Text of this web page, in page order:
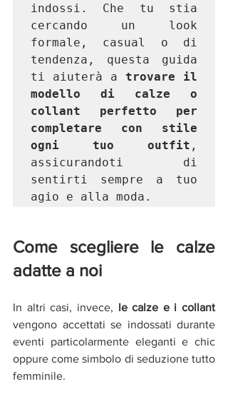
indossi. Che tu stia
cercando un look
formale, casual o di
tendenza, questa guida
ti aiuterà a trovare il
modello di calze o
collant perfetto per
completare con stile
ogni tuo outfit ,
assicurandoti di
sentirti sempre a tuo
agio e alla moda.
Come scegliere le calze
adatte a noi
In altri casi, invece,
vengono accettati se indossati durante
eventi particolarmente eleganti e chic
oppure come simbolo di seduzione tutto
femminile.